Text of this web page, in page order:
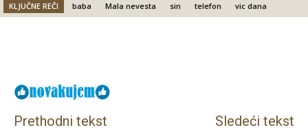
KLJUČNE REČI baba Mala nevesta sin telefon vic dana
Prethodni tekst Sledeći tekst